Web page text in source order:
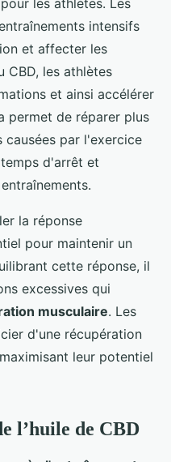
intensifs
et affecter les
CBD, les athlètes
et ainsi accélérer
permet de réparer plus
causées par l'exercice
d'arrêt et
la réponse
pour maintenir un
cette réponse, il
excessives qui
musculaire. Les
d'une récupération
leur potentiel
l’huile de CBD